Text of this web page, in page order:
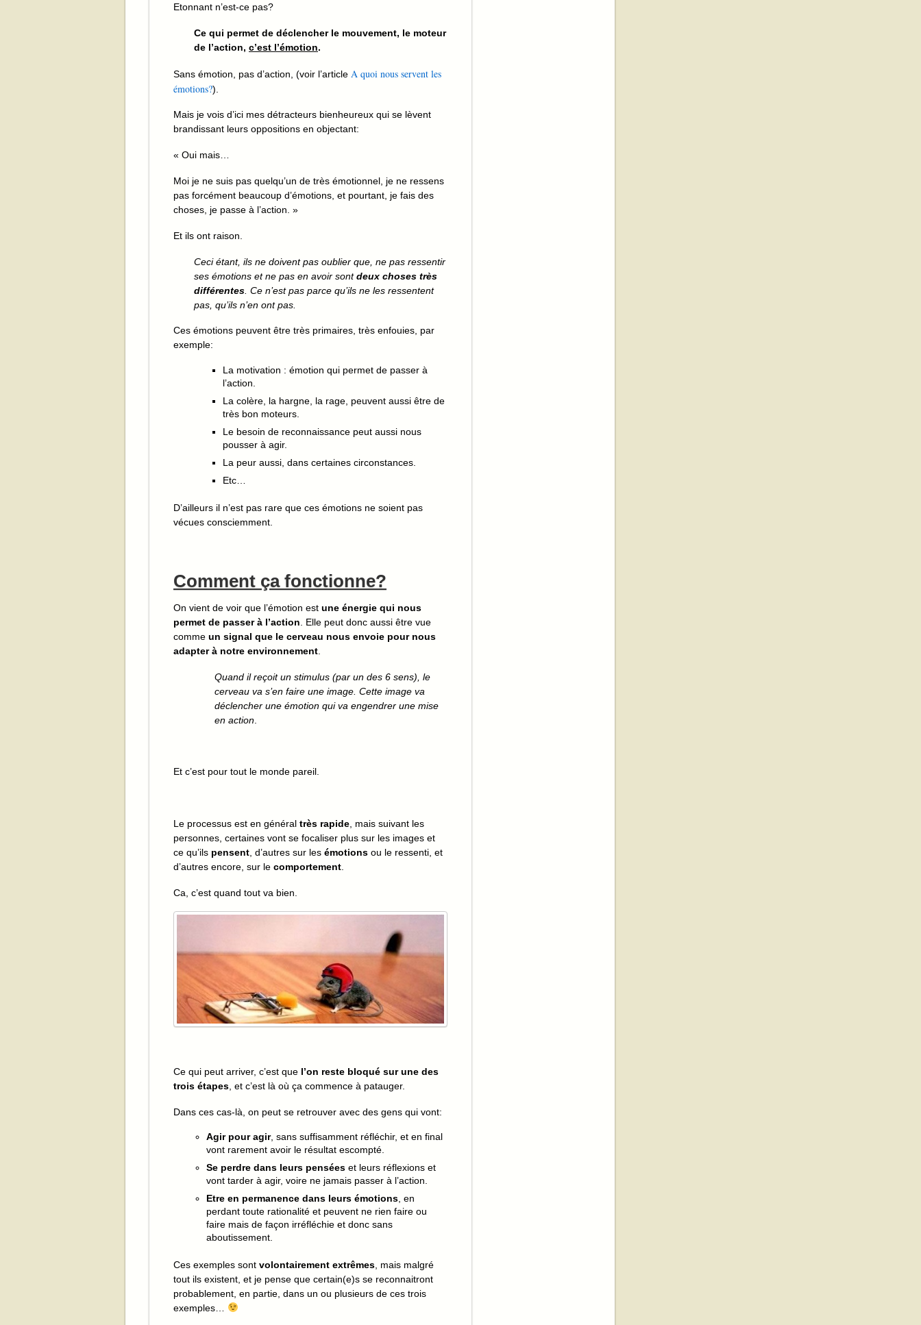
Etonnant n’est-ce pas?
Ce qui permet de déclencher le mouvement, le moteur
de l’action, c’est l’émotion.
Sans émotion, pas d’action, (voir l’article A quoi nous servent les
émotions?).
Mais je vois d’ici mes détracteurs bienheureux qui se lèvent
brandissant leurs oppositions en objectant:
« Oui mais…
Moi je ne suis pas quelqu’un de très émotionnel, je ne ressens
pas forcément beaucoup d’émotions, et pourtant, je fais des
choses, je passe à l’action. »
Et ils ont raison.
Ceci étant, ils ne doivent pas oublier que, ne pas ressentir
ses émotions et ne pas en avoir sontdeux choses très
différentes . Ce n’est pas parce qu’ils ne les ressentent
pas, qu’ils n’en ont pas.
Ces émotions peuvent être très primaires, très enfouies, par
exemple:
La motivation : émotion qui permet de passer à
l’action.
La colère, la hargne, la rage, peuvent aussi être de
très bon moteurs.
Le besoin de reconnaissance peut aussi nous
pousser à agir.
La peur aussi, dans certaines circonstances.
Etc…
D’ailleurs il n’est pas rare que ces émotions ne soient pas
vécues consciemment.
Comment ça fonctionne?
On vient de voir que l’émotion est une énergie qui nous
permet de passer à l’action . Elle peut donc aussi être vue
comme un signal que le cerveau nous envoie pour nous
adapter à notre environnement
Quand il reçoit un stimulus (par un des 6 sens), le
cerveau va s’en faire une image. Cette image va
déclencher une émotion qui va engendrer une mise
en action
Et c’est pour tout le monde pareil.
Le processus est en général très rapide , mais suivant les
personnes, certaines vont se focaliser plus sur les images et
ce qu’ils pensent , d’autres sur les émotions ou le ressenti, et
d’autres encore, sur le comportement
Ca, c’est quand tout va bien.
Ce qui peut arriver, c’est que l’on reste bloqué sur une des
trois étapes , et c’est là où ça commence à patauger.
Dans ces cas-là, on peut se retrouver avec des gens qui vont:
Agir pour agir, sans suffisamment réfléchir, et en final
vont rarement avoir le résultat escompté.
Se perdre dans leurs pensées et leurs réflexions et
vont tarder à agir, voire ne jamais passer à l’action.
Etre en permanence dans leurs émotions, en
perdant toute rationalité et peuvent ne rien faire ou
faire mais de façon irréfléchie et donc sans
aboutissement.
Ces exemples sont volontairement extrêmes , mais malgré
tout ils existent, et je pense que certain(e)s se reconnaitront
probablement, en partie, dans un ou plusieurs de ces trois
exemples…